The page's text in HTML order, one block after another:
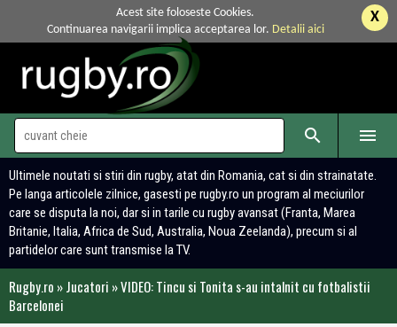
X
Acest site foloseste Cookies.
Continuarea navigarii implica acceptarea lor. Detalii aici
 
Ultimele noutati si stiri din rugby, atat din Romania, cat si din strainatate.
Pe langa articolele zilnice, gasesti pe rugby.ro un program al meciurilor
care se disputa la noi, dar si in tarile cu rugby avansat (Franta, Marea
Britanie, Italia, Africa de Sud, Australia, Noua Zeelanda), precum si al
partidelor care sunt transmise la TV.
Rugby.ro »Jucatori »VIDEO: Tincu si Tonita s-au intalnit cu fotbalistii
Barcelonei